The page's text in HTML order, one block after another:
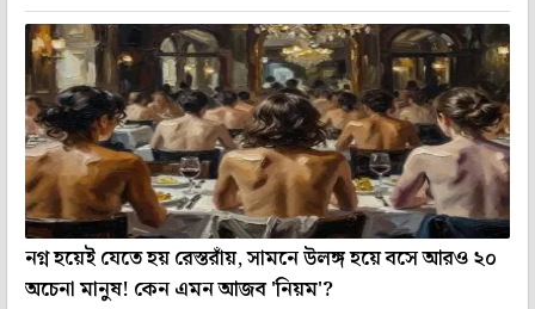
নগ্ন হয়েই যেতে হয় রেস্তরাঁয়, সামনে উলঙ্গ হয়ে বসে আরও ২০
অচেনা মানুষ! কেন এমন আজব 'নিয়ম'?